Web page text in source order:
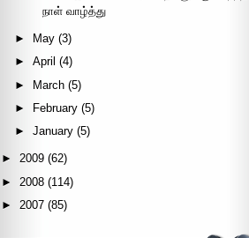
நாள் வாழ்த்து
► May (3)
►April (4)
► March (5)
►
February (5)
►January (5)
► 2009 (62)
► 2008 (114)
► 2007 (85)